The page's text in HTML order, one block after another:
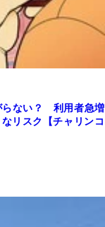
らない？ 利用者急増
リスク【チャリンコ